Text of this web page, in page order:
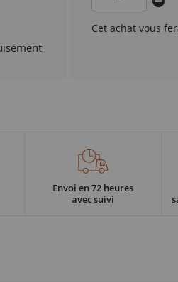
Cet achat vous
Envoi en 72 heures
avec suivi